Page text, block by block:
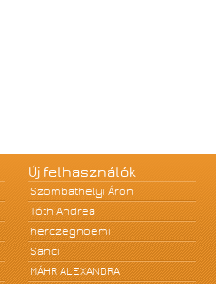
Új felhasználók
Szombathelyi Áron
Tóth Andrea
herczegnoemi
Sanci
MÁHR ALEXANDRA